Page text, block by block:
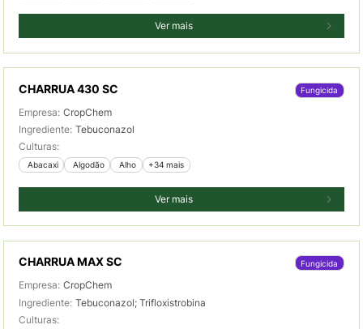
Ver mais
CHARRUA 430 SC Fungicida
Empresa: CropChem
Ingrediente: Tebuconazol
Culturas:
Abacaxi Algodão Alho +34 mais
Ver mais
CHARRUA MAX SC Fungicida
Empresa: CropChem
Ingrediente: Tebuconazol; Trifloxistrobina
Culturas: